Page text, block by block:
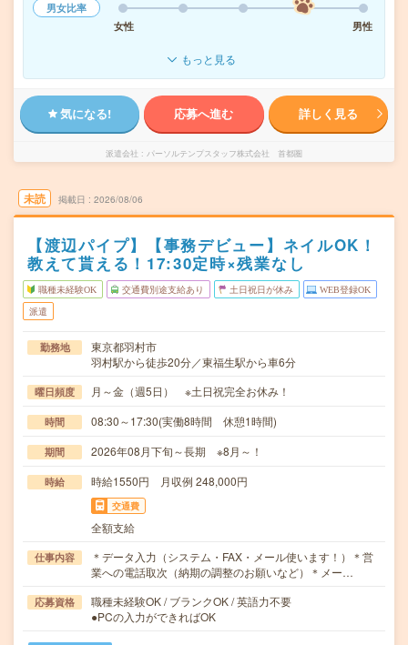
男女比率
女性
男性
もっと見る
気になる! 応募へ進む 詳しく見る
派遣会社 パーソルテンプスタッフ株式会社 首都圏
未読 掲載日 2026/08/06
【渡辺パイプ】【事務デビュー】ネイルOK！
教えて貰える！17:30定時×残業なし
職種未経験OK 交通費別途支給あり 土日祝日が休み WEB登録OK
派遣
勤務地
東京都羽村市
羽村駅から徒歩20分／東福生駅から車6分
曜日頻度 月～金（週5日） ※土日祝完全お休み！
時間 08:30～17:30(実働8時間 休憩1時間)
期間 2026年08月下旬～長期 ※8月～！
時給 時給1550円 月収例 248,000円
交通費
全額支給
仕事内容
＊データ入力（システム・FAX・メール使います！）＊営
業への電話取次（納期の調整のお願いなど）＊メー…
応募資格
職種未経験OK / ブランクOK / 英語力不要
●PCの入力ができればOK